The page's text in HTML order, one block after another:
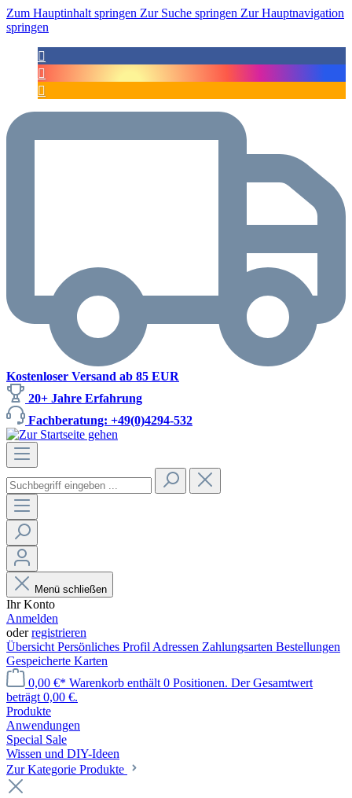
Zum Hauptinhalt springen Zur Suche springen Zur Hauptnavigation
springen
Kostenloser Versand ab 85 EUR
20+ Jahre Erfahrung
Fachberatung: +49(0)4294-532
Menü schließen
Ihr Konto
Anmelden
oderregistrieren
Übersicht Persönliches Profil Adressen Zahlungsarten Bestellungen
Gespeicherte Karten
0,00 €* Warenkorb enthält 0 Positionen. Der Gesamtwert
beträgt 0,00 €.
Produkte
Anwendungen
Special Sale
Wissen und DIY-Ideen
Zur Kategorie Produkte